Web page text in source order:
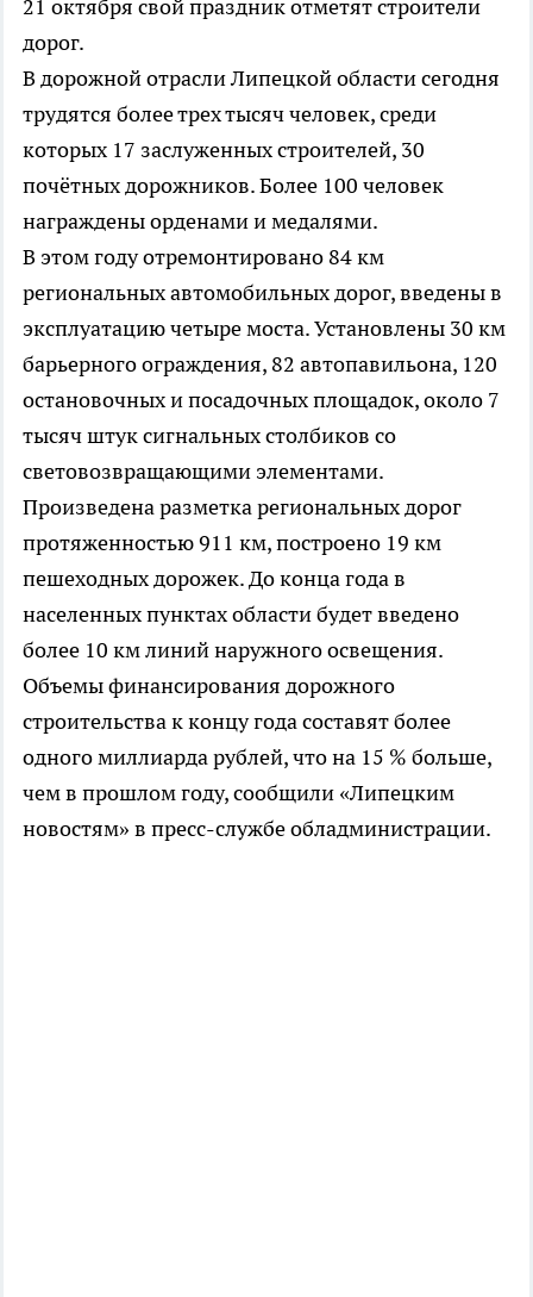
21 октября свой праздник отметят строители
дорог.
В дорожной отрасли Липецкой области сегодня
трудятся более трех тысяч человек, среди
которых 17 заслуженных строителей, 30
почётных дорожников. Более 100 человек
награждены орденами и медалями.
В этом году отремонтировано 84 км
региональных автомобильных дорог, введены в
эксплуатацию четыре моста. Установлены 30 км
барьерного ограждения, 82 автопавильона, 120
остановочных и посадочных площадок, около 7
тысяч штук сигнальных столбиков со
световозвращающими элементами.
Произведена разметка региональных дорог
протяженностью 911 км, построено 19 км
пешеходных дорожек. До конца года в
населенных пунктах области будет введено
более 10 км линий наружного освещения.
Объемы финансирования дорожного
строительства к концу года составят более
одного миллиарда рублей, что на 15 % больше,
чем в прошлом году, сообщили «Липецким
новостям» в пресс-службе обладминистрации.